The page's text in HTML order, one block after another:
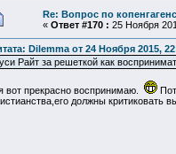
Re: Вопрос по
« Ответ #170 : 25 Ноября
Dilemma от 24 Ноября 2015,
Райт за решеткой как
вот прекрасно воспринимаю.
должны